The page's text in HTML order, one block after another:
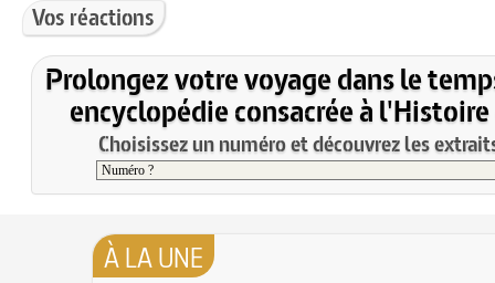
Vos réactions
Prolongez votre voyage dans le
encyclopédie consacrée à l'Histoire
Choisissez un numéro et découvrez les
À LA UNE